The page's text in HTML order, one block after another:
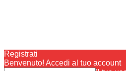
Registrati
Benvenuto! Accedi al tuo account